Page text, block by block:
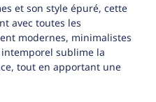
et son style épuré, cette
avec toutes les
modernes, minimalistes
sublime la
tout en apportant une